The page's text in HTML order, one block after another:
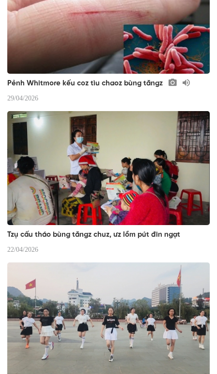
​Pẻnh Whitmore kếu coz tìu chaoz bùng tăngz
29/04/2026
Tzụ cấu tháo bùng tăngz chuz, ưz lồm pút đin ngạt
22/04/2026